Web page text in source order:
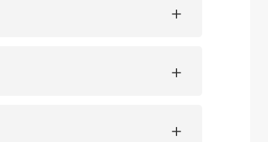
+
+
+